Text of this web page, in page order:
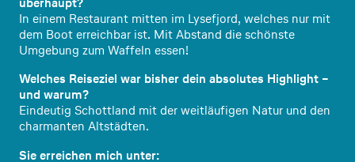
In einem Restaurant mitten im Lysefjord, welches nur mit
dem Boot erreichbar ist. Mit Abstand die schönste
Umgebung zum Waffeln essen!
Welches Reiseziel war bisher dein absolutes Highlight –
und warum?
Eindeutig Schottland mit der weitläufigen Natur und den
charmanten Altstädten.
Sie erreichen mich unter: